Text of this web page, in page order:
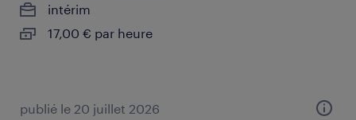
intérim
17,00 € par heure
publié le 20 juillet 2026